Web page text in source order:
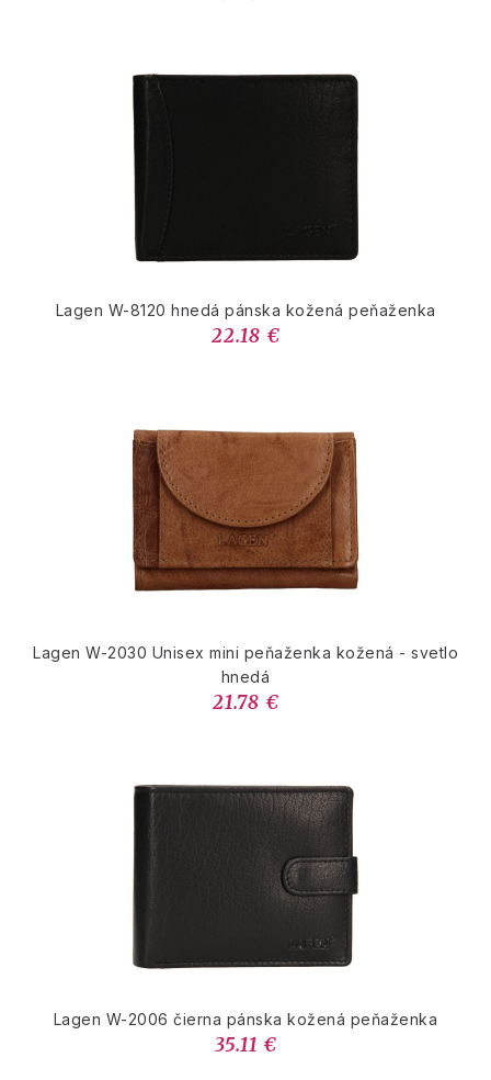
Lagen W-8120 hnedá pánska kožená peňaženka
22.18 €
Lagen W-2030 Unisex mini peňaženka kožená - svetlo
hnedá
21.78 €
Lagen W-2006 čierna pánska kožená peňaženka
35.11 €